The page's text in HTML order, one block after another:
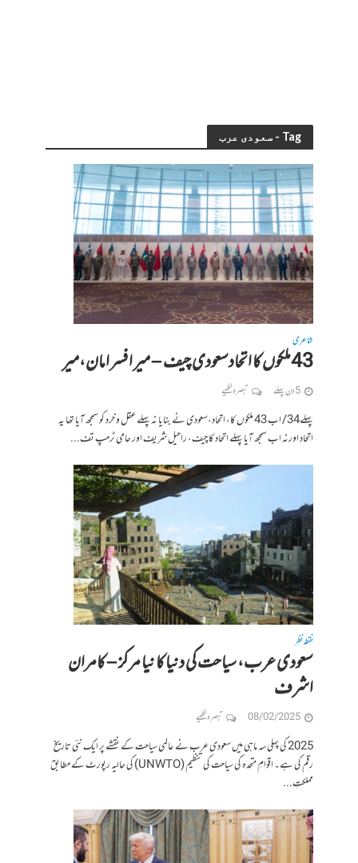
Tag - سعودی عرب
شاعری
43ملکوں کا اتحادسعودی چیف – میر افسر امان،میر
5 دن پہلے تبصرہ لکھیے
پہلے34/ اب 43 ملکوں کا، اتحاد،سعودی نے بنایا نہ پہلے عقل و خرد کو سمجھ آیا تھا یہ
اتحاد اورنہ اب سمجھ آیا پہلے اتحاد کا چیف، راحیل شریف اور حامی ٹرمپ تف...
نقطہ نظر
سعودی عرب، سیاحت کی دنیا کا نیا مرکز – کامران
اشرف
08/02/2025 تبصرہ لکھیے
2025 کی پہلی سہ ماہی میں سعودی عرب نے عالمی سیاحت کے نقشے پر ایک نئی تاریخ
رقم کی ہے۔ اقوامِ متحدہ کی سیاحت کی تنظیم (UNWTO) کی حالیہ رپورٹ کے مطابق
مملکتِ...